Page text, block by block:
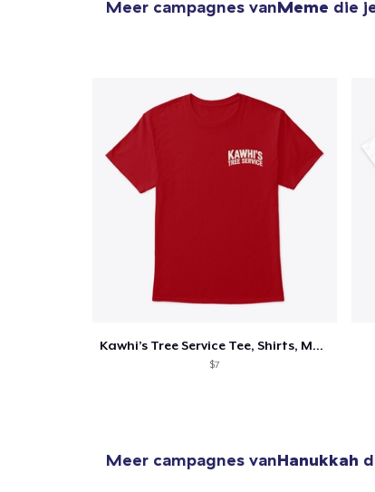
Meer campagnes vanMeme die
Kawhi’s Tree Service Tee, Shirts, Mug
$7
Meer campagnes vanHanukkah